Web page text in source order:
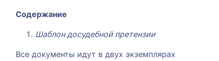
Содержание
Шаблон досудебной претензии
Все документы идут в двух экземплярах